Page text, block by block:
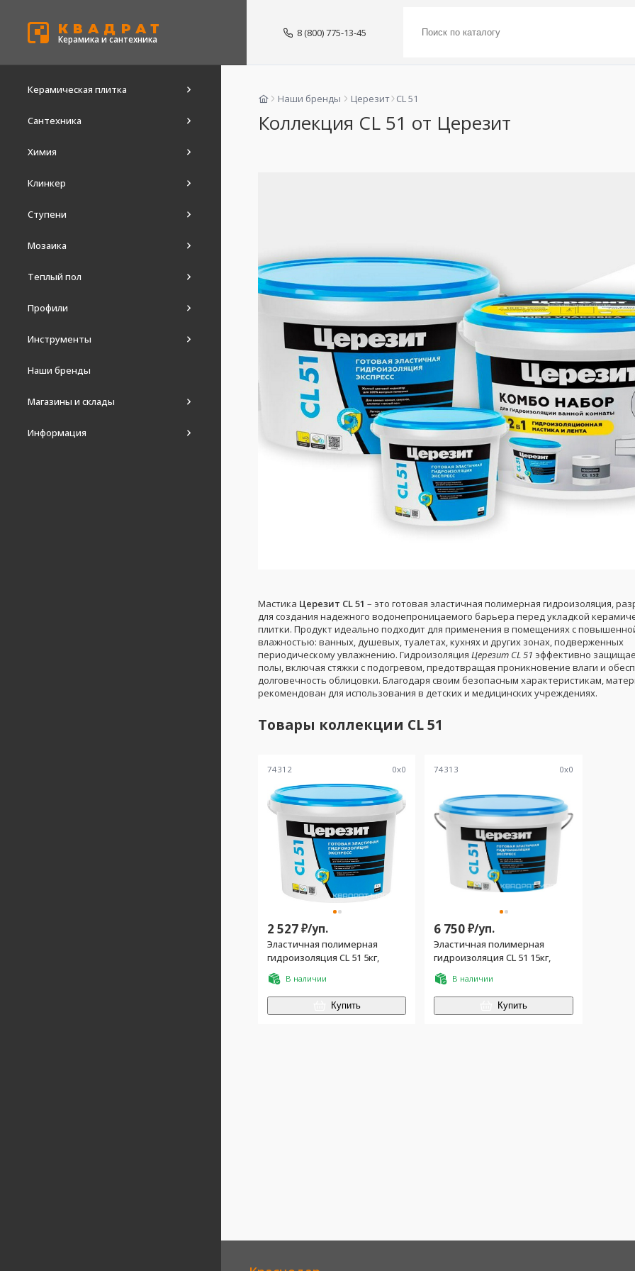
КВАДРАТ
Керамика и сантехника
8 (800) 775-13-45
Керамическая плитка
Сантехника
Химия
Клинкер
Ступени
Мозаика
Теплый пол
Профили
Инструменты
Наши бренды
Магазины и склады
Информация
Наши бренды Церезит CL 51
Коллекция CL 51 от Церезит
Мастика Церезит CL 51 – это готовая эластичная полимерная гидроизоляция,
для создания надежного водонепроницаемого барьера перед укладкой
плитки. Продукт идеально подходит для применения в помещениях с
влажностью: ванных, душевых, туалетах, кухнях и других зонах, подверженных
периодическому увлажнению. Гидроизоляция Церезит CL 51 эффективно
полы, включая стяжки с подогревом, предотвращая проникновение влаги и
долговечность облицовки. Благодаря своим безопасным характеристикам,
рекомендован для использования в детских и медицинских учреждениях.
Товары коллекции CL 51
74312 0x0
2 527₽/уп.
Эластичная полимерная
гидроизоляция CL 51 5кг,
В наличии
Купить
74313 0x0
6 750₽/уп.
Эластичная полимерная
гидроизоляция CL 51 15кг,
В наличии
Купить